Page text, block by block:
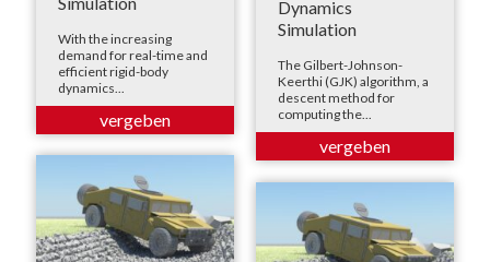
With the increasing
demand for real-time and
efficient rigid-body
dynamics...
Dynamics
Simulation
The Gilbert-Johnson-
Keerthi (GJK) algorithm, a
descent method for
computing the...